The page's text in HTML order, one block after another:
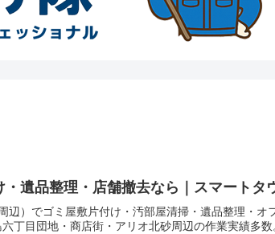
遺品整理・店舗撤去なら｜スマートタ
辺）でゴミ屋敷片付け・汚部屋清掃・遺品整理・オ
丁目団地・商店街・アリオ北砂周辺の作業実績多